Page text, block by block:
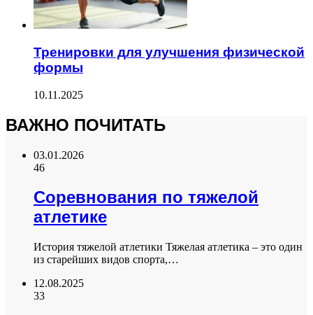
Тренировки для улучшения физической
формы
10.11.2025
ВАЖНО ПОЧИТАТЬ
03.01.2026
46
Соревнования по тяжелой
атлетике
История тяжелой атлетики Тяжелая атлетика – это один
из старейших видов спорта,…
12.08.2025
33